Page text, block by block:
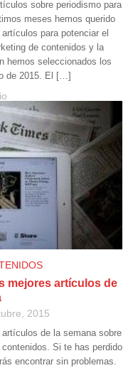
sobre periodismo para
meses hemos querido
para potenciar el
de contenidos y la
hemos seleccionados los
de 2015. El […]
mejores artículos de
2015
de la semana sobre
Si te has perdido
encontrar sin problemas.